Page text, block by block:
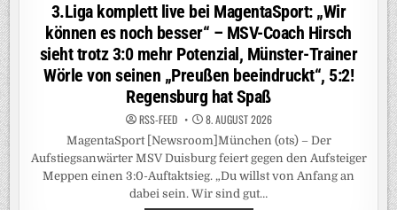
3.Liga komplett live bei MagentaSport: „Wir
können es noch besser“ – MSV-Coach Hirsch
sieht trotz 3:0 mehr Potenzial, Münster-Trainer
Wörle von seinen „Preußen beeindruckt“, 5:2!
Regensburg hat Spaß
RSS-FEED 8. AUGUST 2026
MagentaSport [Newsroom]München (ots) – Der
Aufstiegsanwärter MSV Duisburg feiert gegen den Aufsteiger
Meppen einen 3:0-Auftaktsieg. „Du willst von Anfang an
dabei sein. Wir sind gut…